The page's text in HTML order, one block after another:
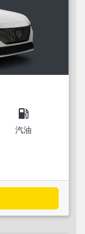
local_gas_station
汽油